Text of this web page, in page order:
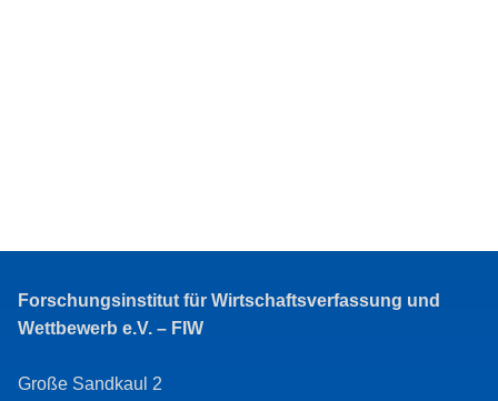
Forschungsinstitut für Wirtschaftsverfassung und
Wettbewerb e.V. – FIW
Große Sandkaul 2